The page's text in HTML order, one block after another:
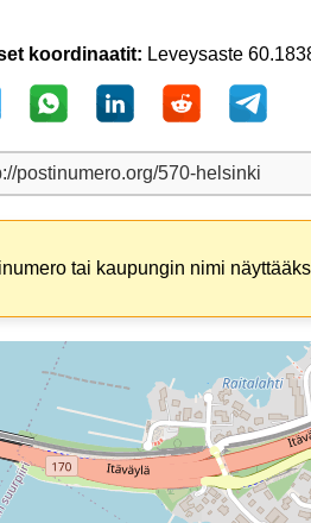
koordinaatit: Leveysaste
tai kaupungin nimi